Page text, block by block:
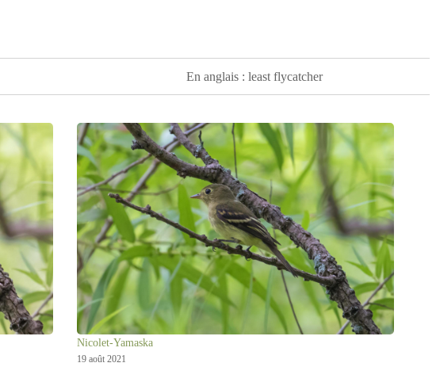
En anglais : least flycatcher
Nicolet-Yamaska
19 août 2021